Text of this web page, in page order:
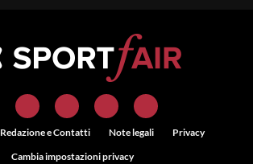
Redazione e Contatti Note legali
Privacy
Cambia impostazioni privacy